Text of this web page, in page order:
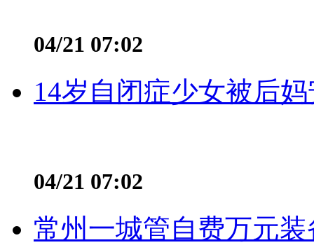
04/21 07:02
14岁自闭症少女被后
04/21 07:02
常州一城管自费万元